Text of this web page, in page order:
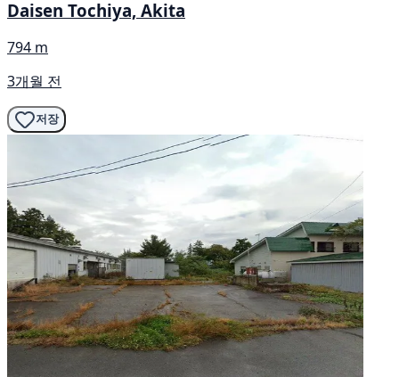
Daisen Tochiya, Akita
794 m
3개월 전
저장